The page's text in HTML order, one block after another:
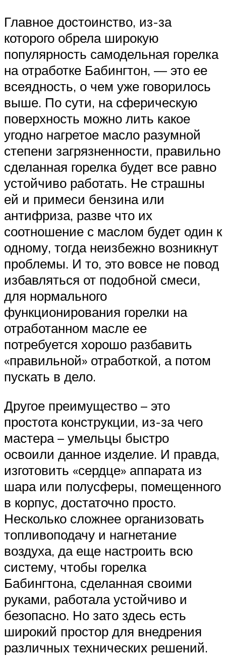
Главное достоинство, из-за
которого обрела широкую
популярность самодельная горелка
на отработке Бабингтон, — это ее
всеядность, о чем уже говорилось
выше. По сути, на сферическую
поверхность можно лить какое
угодно нагретое масло разумной
степени загрязненности, правильно
сделанная горелка будет все равно
устойчиво работать. Не страшны
ей и примеси бензина или
антифриза, разве что их
соотношение с маслом будет один к
одному, тогда неизбежно возникнут
проблемы. И то, это вовсе не повод
избавляться от подобной смеси,
для нормального
функционирования горелки на
отработанном масле ее
потребуется хорошо разбавить
«правильной» отработкой, а потом
пускать в дело.
Другое преимущество – это
простота конструкции, из-за чего
мастера – умельцы быстро
освоили данное изделие. И правда,
изготовить «сердце» аппарата из
шара или полусферы, помещенного
в корпус, достаточно просто.
Несколько сложнее организовать
топливоподачу и нагнетание
воздуха, да еще настроить всю
систему, чтобы горелка
Бабингтона, сделанная своими
руками, работала устойчиво и
безопасно. Но зато здесь есть
широкий простор для внедрения
различных технических решений.